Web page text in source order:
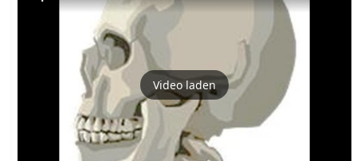
Video laden